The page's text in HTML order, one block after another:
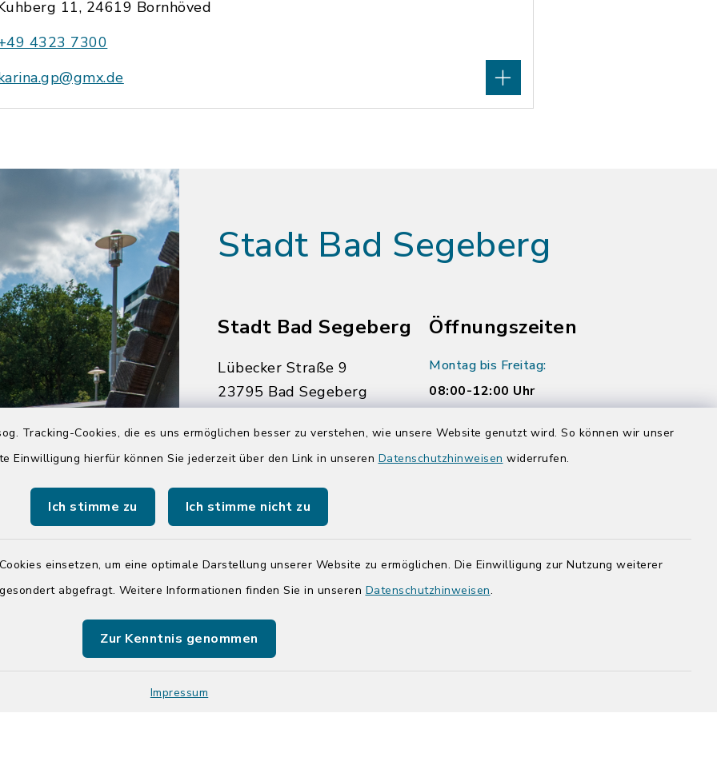
Tracking-Cookies, die es uns ermöglichen besser zu verstehen, wie unsere Website genutzt wird. So können wir unser
Einwilligung hierfür können Sie jederzeit über den Link in unseren Datenschutzhinweisen widerrufen.
Ich stimme zu Ich stimme nicht zu
einsetzen, um eine optimale Darstellung unserer Website zu ermöglichen. Die Einwilligung zur Nutzung weiterer
abgefragt. Weitere Informationen finden Sie in unseren Datenschutzhinweisen.
Zur Kenntnis genommen
Impressum
11, 24619 Bornhöved
4323 7300
Stadt Bad Segeberg
Stadt Bad Segeberg
Lübecker Straße 9
23795 Bad Segeberg
04551 964-0
04551 964-111
youtube
Öffnungszeiten
Montag bis Freitag:
08:00-12:00 Uhr
Donnerstag zusätzlich:
14:00-17:00 Uhr
Quicklinks
Kreis Segeberg
Tourist-Info der Stadt Bad